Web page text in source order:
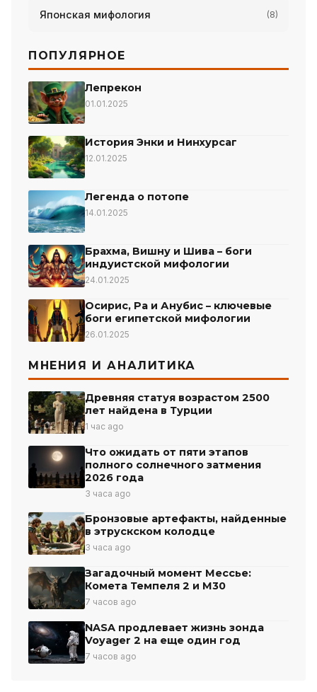
Японская мифология (8)
ПОПУЛЯРНОЕ
Лепрекон
01.01.2025
История Энки и Нинхурсаг
12.01.2025
Легенда о потопе
14.01.2025
Брахма, Вишну и Шива – боги
индуистской мифологии
24.01.2025
Осирис, Ра и Анубис – ключевые
боги египетской мифологии
26.01.2025
МНЕНИЯ И АНАЛИТИКА
Древняя статуя возрастом 2500
лет найдена в Турции
1 час ago
Что ожидать от пяти этапов
полного солнечного затмения
2026 года
3 часа ago
Бронзовые артефакты, найденные
в этрускском колодце
3 часа ago
Загадочный момент Мессье:
Комета Темпеля 2 и М30
7 часов ago
NASA продлевает жизнь зонда
Voyager 2 на еще один год
7 часов ago